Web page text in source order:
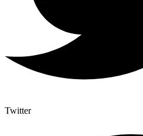
Twitter